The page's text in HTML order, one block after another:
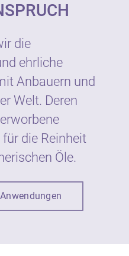
die
ehrliche
Anbauern und
Welt. Deren
die Reinheit
Öle.
Anwendungen